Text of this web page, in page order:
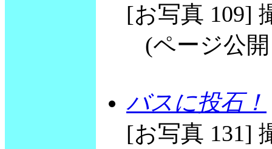
[お写真 109]
(ページ公開
バスに投石！
[お写真 131]